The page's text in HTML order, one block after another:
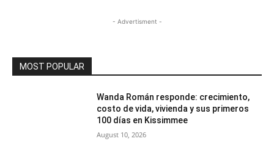
- Advertisment -
MOST POPULAR
Wanda Román responde: crecimiento,
costo de vida, vivienda y sus primeros
100 días en Kissimmee
August 10, 2026